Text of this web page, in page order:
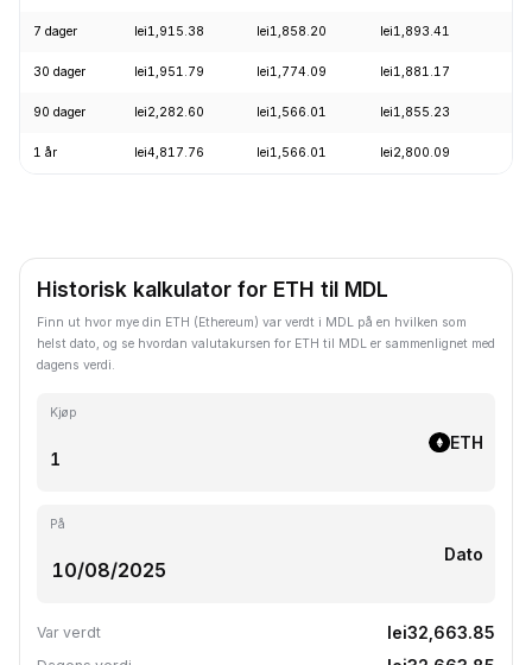
7 dager lei1,915.38 lei1,858.20 lei1,893.41
30 dager lei1,951.79 lei1,774.09 lei1,881.17
90 dager lei2,282.60 lei1,566.01 lei1,855.23
1 år lei4,817.76 lei1,566.01 lei2,800.09
Historisk kalkulator for ETH til MDL
Finn ut hvor mye din ETH (Ethereum) var verdt i MDL på en hvilken som
helst dato, og se hvordan valutakursen for ETH til MDL er sammenlignet med
dagens verdi.
Kjøp
ETH
På
Dato
Var verdt lei32,663.85